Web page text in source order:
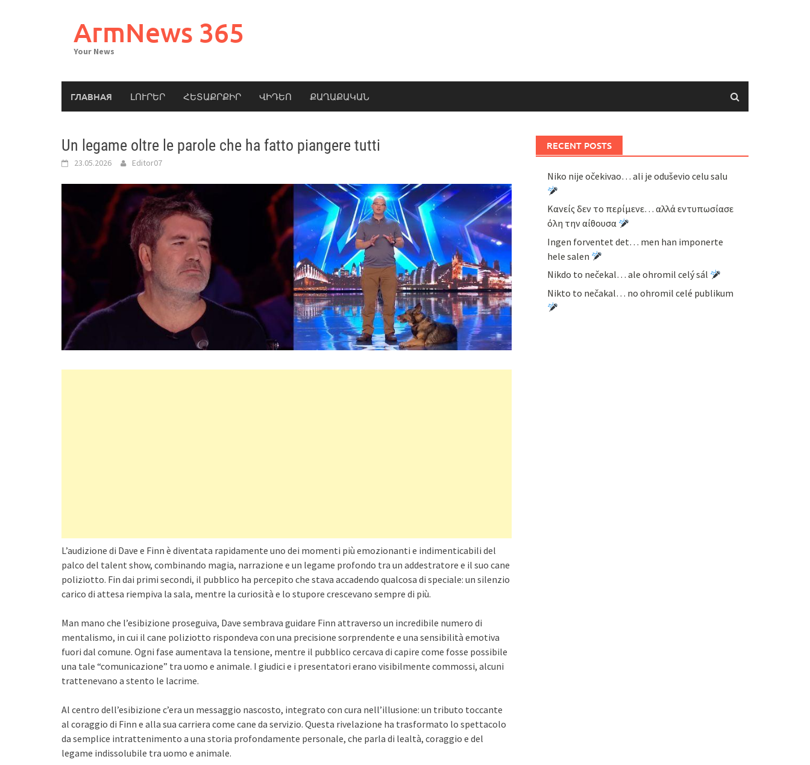
ArmNews 365
Your News
ГЛАВНАЯ ԼՈՒՐԵՐ ՀԵՏԱՔՐՔԻՐ ՎԻԴԵՈ ՔԱՂԱՔԱԿԱՆ
Un legame oltre le parole che ha fatto piangere tutti
23.05.2026 Editor07
L’audizione di Dave e Finn è diventata rapidamente uno dei momenti più emozionanti e indimenticabili del
palco del talent show, combinando magia, narrazione e un legame profondo tra un addestratore e il suo cane
poliziotto. Fin dai primi secondi, il pubblico ha percepito che stava accadendo qualcosa di speciale: un silenzio
carico di attesa riempiva la sala, mentre la curiosità e lo stupore crescevano sempre di più.
Man mano che l’esibizione proseguiva, Dave sembrava guidare Finn attraverso un incredibile numero di
mentalismo, in cui il cane poliziotto rispondeva con una precisione sorprendente e una sensibilità emotiva
fuori dal comune. Ogni fase aumentava la tensione, mentre il pubblico cercava di capire come fosse possibile
una tale “comunicazione” tra uomo e animale. I giudici e i presentatori erano visibilmente commossi, alcuni
trattenevano a stento le lacrime.
Al centro dell’esibizione c’era un messaggio nascosto, integrato con cura nell’illusione: un tributo toccante
al coraggio di Finn e alla sua carriera come cane da servizio. Questa rivelazione ha trasformato lo spettacolo
da semplice intrattenimento a una storia profondamente personale, che parla di lealtà, coraggio e del
legame indissolubile tra uomo e animale.
RECENT POSTS
Niko nije očekivao… ali je oduševio celu salu
Κανείς δεν το περίμενε… αλλά εντυπωσίασε
όλη την αίθουσα
Ingen forventet det… men han imponerte
hele salen
Nikdo to nečekal… ale ohromil celý sál
Nikto to nečakal… no ohromil celé publikum